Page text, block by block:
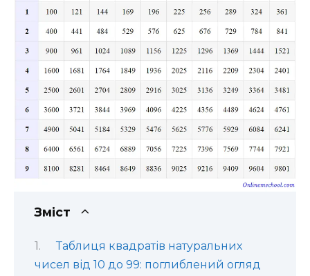
Зміст
Таблиця квадратів натуральних
чисел від 10 до 99: поглиблений огляд